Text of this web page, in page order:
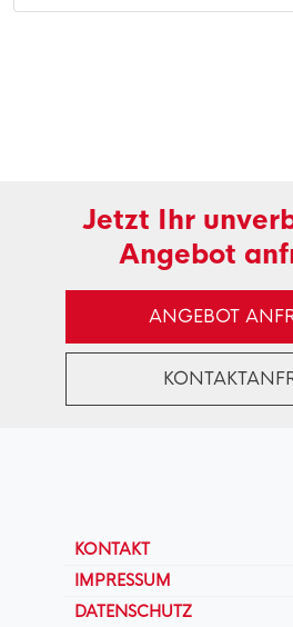
Jetzt Ihr
Angebot
ANGEBOT
KONTAKT
IMPRESSUM
DATENSCHUTZ